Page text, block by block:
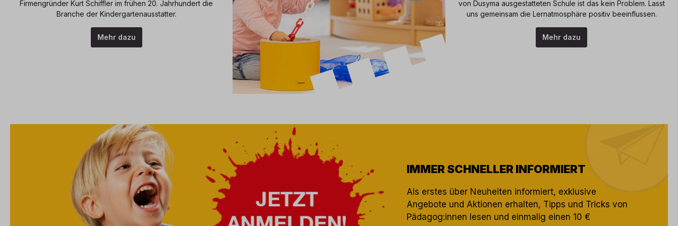
Firmengründer Kurt Schiffler im frühen 20. Jahrhundert die
Branche der Kindergartenausstatter.
Mehr dazu
von Dusyma ausgestatteten Schule ist das kein Problem. Lasst
uns gemeinsam die Lernatmosphäre positiv beeinflussen.
Mehr dazu
IMMER SCHNELLER INFORMIERT
Als erstes über Neuheiten informiert, exklusive
Angebote und Aktionen erhalten, Tipps und Tricks von
Pädagog:innen lesen und einmalig einen 10 €